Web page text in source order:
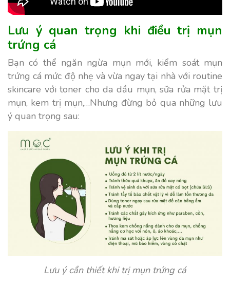
Lưu ý quan trọng khi điều trị mụn
trứng cá
Bạn có thể ngăn ngừa mụn mới, kiểm soát mụn
trứng cá mức độ nhẹ và vừa ngay tại nhà với routine
skincare vớitoner cho da dầu mụn, sữa rửa mặt trị
mụn, kem trị mụn,…Nhưng đừng bỏ qua những lưu
ý quan trọng sau:
Lưu ý cần thiết khi trị mụn trứng cá